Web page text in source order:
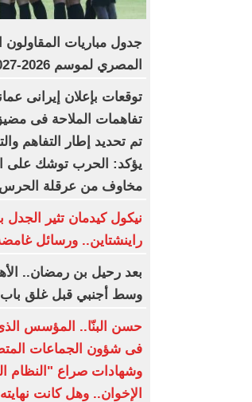
جدول مباريات
المصري لموسم 2026-2027
توقعات بإعلان إيرانى
تفاهمات الملاحة فى
تم تحديد إطار التفاهم
يؤكد: الحرب توشك على
مخاوف من عرقلة الحرس
نيكول كيدمان تثير
راينشتاين.. ورسائل
بعد رحيل بن رمضان..
وسط أجنبي قبل غلق باب
حسن البنّا.. المؤسس
فى شؤون الجماعات
وشهادات صراع "النظام
الإخوان.. وهل كانت